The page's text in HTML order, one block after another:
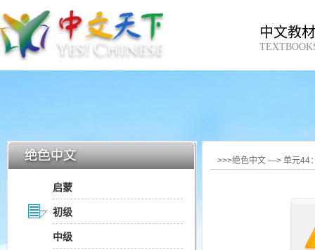
中文教
启蒙
初级
中级
>>>绝色中文 —> 单元44